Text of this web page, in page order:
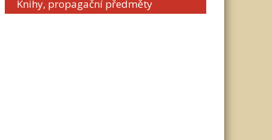
Knihy, propagační předměty